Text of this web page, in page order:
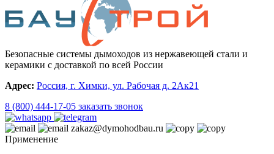
Безопасные системы дымоходов из нержавеющей стали и
керамики с доставкой по всей России
Адрес: Россия, г. Химки, ул. Рабочая д. 2Ак21
8 (800) 444-17-05 заказать звонок
zakaz@dymohodbau.ru
Применение